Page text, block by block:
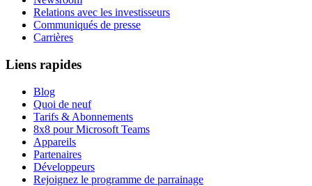
Relations avec les investisseurs
Communiqués de presse
Carrières
Liens rapides
Blog
Quoi de neuf
Tarifs & Abonnements
8x8 pour Microsoft Teams
Appareils
Partenaires
Développeurs
Rejoignez le programme de parrainage